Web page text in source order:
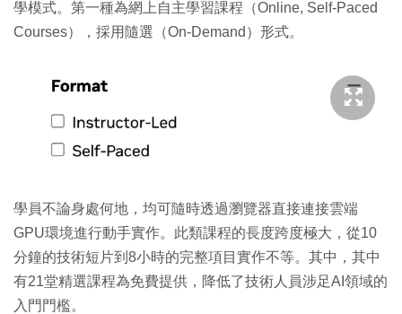
學模式。第一種為網上自主學習課程（Online, Self-Paced
Courses），採用隨選（On-Demand）形式。
學員不論身處何地，均可隨時透過瀏覽器直接連接雲端
GPU環境進行動手實作。此類課程的長度跨度極大，從10
分鐘的技術短片到8小時的完整項目實作不等。其中，其中
有21堂精選課程為免費提供，降低了技術人員涉足AI領域的
入門門檻。